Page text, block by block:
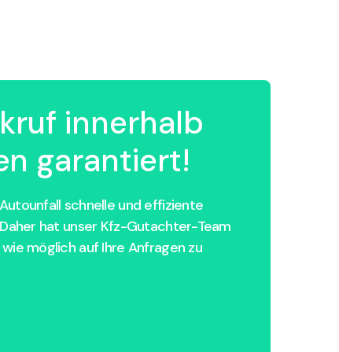
innerhalb
garantiert!
schnelle und effiziente
hat unser Kfz-Gutachter-Team
möglich auf Ihre Anfragen zu